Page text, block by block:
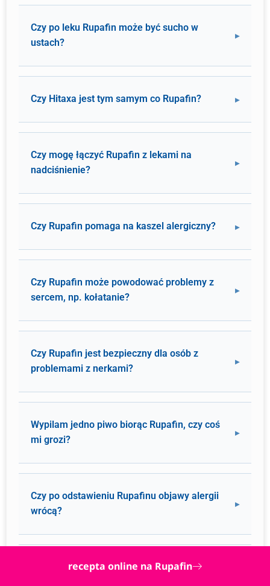
Czy po leku Rupafin może być sucho w
ustach?
Czy Hitaxa jest tym samym co Rupafin?
Czy mogę łączyć Rupafin z lekami na
nadciśnienie?
Czy Rupafin pomaga na kaszel alergiczny?
Czy Rupafin może powodować problemy z
sercem, np. kołatanie?
Czy Rupafin jest bezpieczny dla osób z
problemami z nerkami?
Wypilam jedno piwo biorąc Rupafin, czy coś
mi grozi?
Czy po odstawieniu Rupafinu objawy alergii
wrócą?
Czy można dzielić tabletkę Rupafin na pół?
recepta online na Rupafin